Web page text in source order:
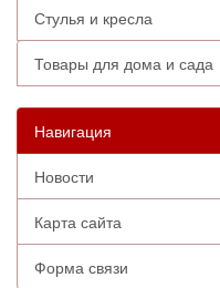
Стулья и кресла
Товары для дома и сада
Навигация
Новости
Карта сайта
Форма связи